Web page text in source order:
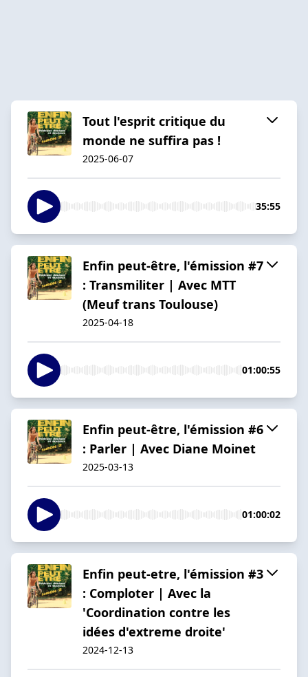
Tout l'esprit critique du
monde ne suffira pas !
2025-06-07
35:55
Enfin peut-être, l'émission #7
: Transmiliter | Avec MTT
(Meuf trans Toulouse)
2025-04-18
01:00:55
Enfin peut-être, l'émission #6
: Parler | Avec Diane Moinet
2025-03-13
01:00:02
Enfin peut-etre, l'émission #3
: Comploter | Avec la
'Coordination contre les
idées d'extreme droite'
2024-12-13